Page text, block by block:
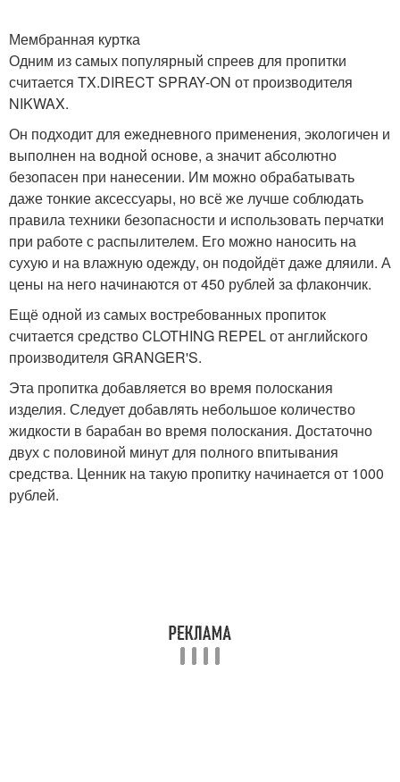
Мембранная куртка
Одним из самых популярный спреев для пропитки
считается TX.DIRECT SPRAY-ON от производителя
NIKWAX.
Он подходит для ежедневного применения, экологичен и
выполнен на водной основе, а значит абсолютно
безопасен при нанесении. Им можно обрабатывать
даже тонкие аксессуары, но всё же лучше соблюдать
правила техники безопасности и использовать перчатки
при работе с распылителем. Его можно наносить на
сухую и на влажную одежду, он подойдёт даже дляили. А
цены на него начинаются от 450 рублей за флакончик.
Ещё одной из самых востребованных пропиток
считается средство CLOTHING REPEL от английского
производителя GRANGER'S.
Эта пропитка добавляется во время полоскания
изделия. Следует добавлять небольшое количество
жидкости в барабан во время полоскания. Достаточно
двух с половиной минут для полного впитывания
средства. Ценник на такую пропитку начинается от 1000
рублей.